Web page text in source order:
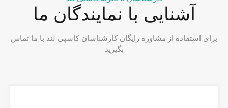
آشنایی با نمایندگان ما
برای استفاده از مشاوره رایگان کارشناسان کاسپی لند با ما تماس
بگیرید